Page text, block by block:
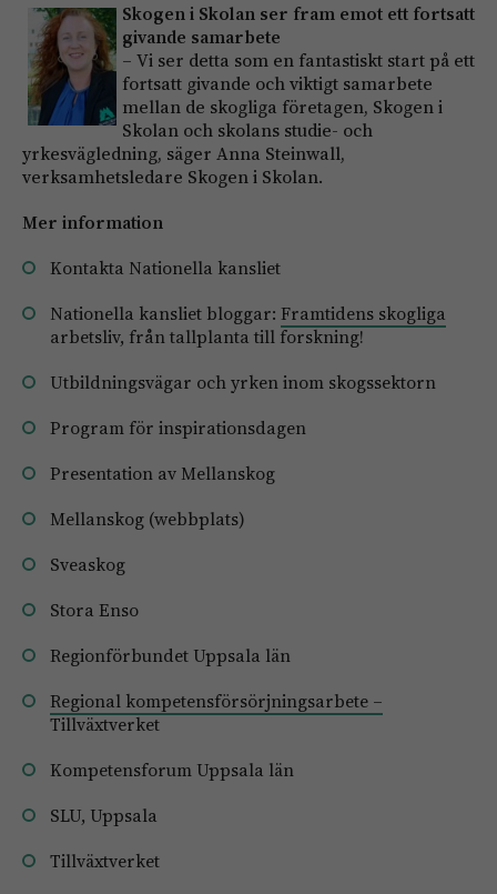
Skogen i Skolan ser fram emot ett fortsatt
givande samarbete
– Vi ser detta som en fantastiskt start på ett
fortsatt givande och viktigt samarbete
mellan de skogliga företagen, Skogen i
Skolan och skolans studie- och
yrkesvägledning, säger Anna Steinwall,
verksamhetsledare Skogen i Skolan.
Mer information
Kontakta Nationella kansliet
Nationella kansliet bloggar: Framtidens skogliga
arbetsliv, från tallplanta till forskning!
Utbildningsvägar och yrken inom skogssektorn
Program för inspirationsdagen
Presentation av Mellanskog
Mellanskog (webbplats)
Sveaskog
Stora Enso
Regionförbundet Uppsala län
Regional kompetensförsörjningsarbete –
Tillväxtverket
Kompetensforum Uppsala län
SLU, Uppsala
Tillväxtverket